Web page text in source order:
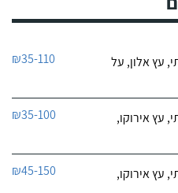
עץ אלון, על
₪35-110
עץ אירוקו,
₪35-100
עץ אירוקו,
₪45-150